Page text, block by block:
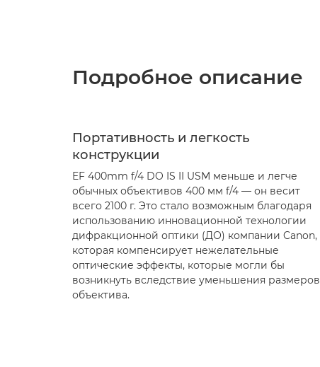
Подробное описание
Портативность и легкость
конструкции
EF 400mm f/4 DO IS II USM меньше и легче
обычных объективов 400 мм f/4 — он весит
всего 2100 г. Это стало возможным благодаря
использованию инновационной технологии
дифракционной оптики (ДО) компании Canon,
которая компенсирует нежелательные
оптические эффекты, которые могли бы
возникнуть вследствие уменьшения размеров
объектива.